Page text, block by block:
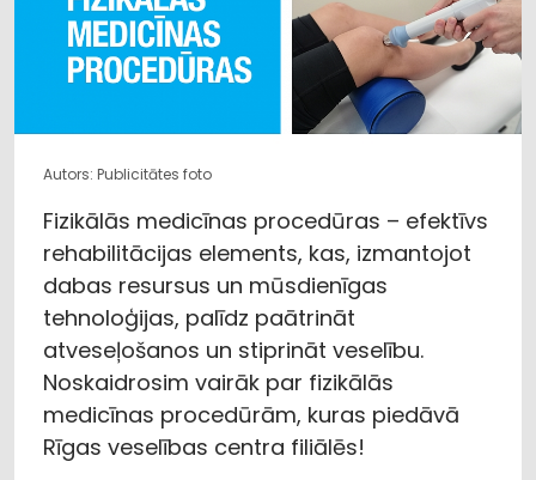
Autors: Publicitātes foto
Fizikālās medicīnas procedūras – efektīvs
rehabilitācijas elements, kas, izmantojot
dabas resursus un mūsdienīgas
tehnoloģijas, palīdz paātrināt
atveseļošanos un stiprināt veselību.
Noskaidrosim vairāk par fizikālās
medicīnas procedūrām, kuras piedāvā
Rīgas veselības centra filiālēs!